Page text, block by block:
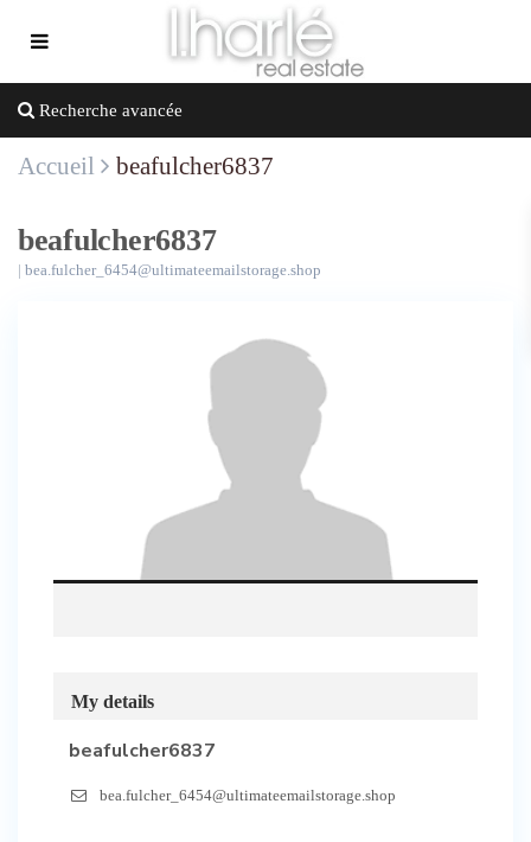
Recherche avancée
Accueil beafulcher6837
beafulcher6837
| bea.fulcher_6454@ultimateemailstorage.shop
My details
beafulcher6837
bea.fulcher_6454@ultimateemailstorage.shop